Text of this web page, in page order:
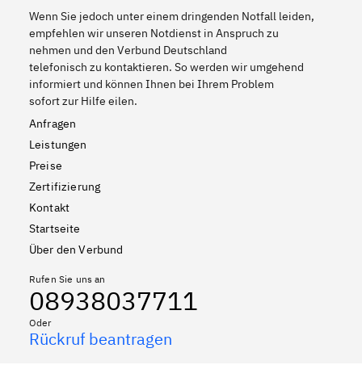
Wenn Sie jedoch unter einem dringenden Notfall leiden,
empfehlen wir unseren Notdienst in Anspruch zu
nehmen und den Verbund Deutschland
telefonisch zu kontaktieren. So werden wir umgehend
informiert und können Ihnen bei Ihrem Problem
sofort zur Hilfe eilen.
Anfragen
Leistungen
Preise
Zertifizierung
Kontakt
Startseite
Über den Verbund
Rufen Sie uns an
08938037711
Oder
Rückruf beantragen